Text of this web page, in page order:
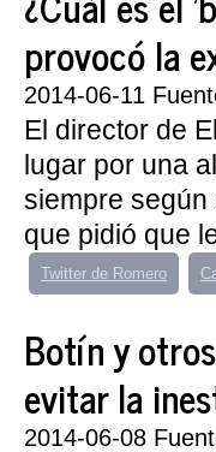
provocó la
2014-06-11
El director de
lugar por una
siempre
que pidió que
Twitter de Romero
Botín y
evitar la
2014-06-08